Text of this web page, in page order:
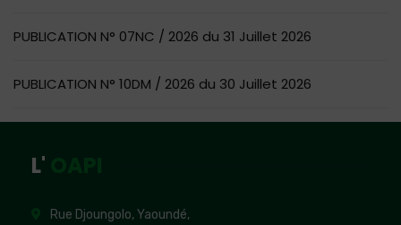
PUBLICATION N° 07NC / 2026 du 31 Juillet 2026
PUBLICATION N° 10DM / 2026 du 30 Juillet 2026
L'
Rue Djoungolo, Yaoundé,